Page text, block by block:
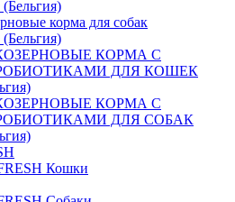
корма для собак
КОРМА С
ДЛЯ КОШЕК
КОРМА С
ДЛЯ СОБАК
Кошки